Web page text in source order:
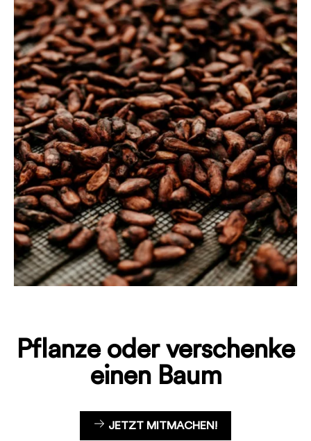
Pflanze oder verschenke
einen Baum
JETZT MITMACHEN!